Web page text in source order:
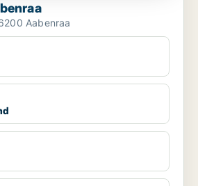
Aabenraa